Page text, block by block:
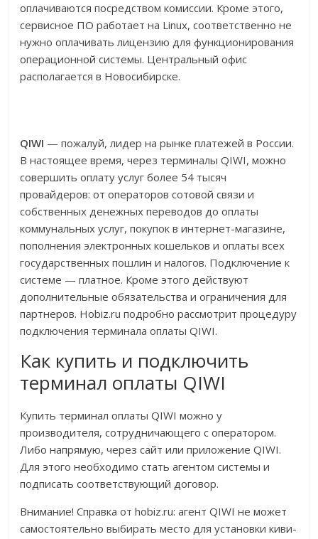
оплачиваются посредством комиссии. Кроме этого,
сервисное ПО работает на Linux, соответственно не
нужно оплачивать лицензию для функционирования
операционной системы. Центральный офис
располагается в Новосибирске.
QIWI — пожалуй, лидер на рынке платежей в России.
В настоящее время, через терминалы QIWI, можно
совершить оплату услуг более 54 тысяч
провайдеров: от операторов сотовой связи и
собственных денежных переводов до оплаты
коммунальных услуг, покупок в интернет-магазине,
пополнения электронных кошельков и оплаты всех
государственных пошлин и налогов. Подключение к
системе — платное. Кроме этого действуют
дополнительные обязательства и ограничения для
партнеров. Hobiz.ru подробно рассмотрит процедуру
подключения терминала оплаты QIWI.
Как купить и подключить
терминал оплаты QIWI
Купить терминал оплаты QIWI можно у
производителя, сотрудничающего с оператором.
Либо напрямую, через сайт или приложение QIWI.
Для этого необходимо стать агентом системы и
подписать соответствующий договор.
Внимание! Справка от hobiz.ru: агент QIWI не может
самостоятельно выбирать место для установки киви-